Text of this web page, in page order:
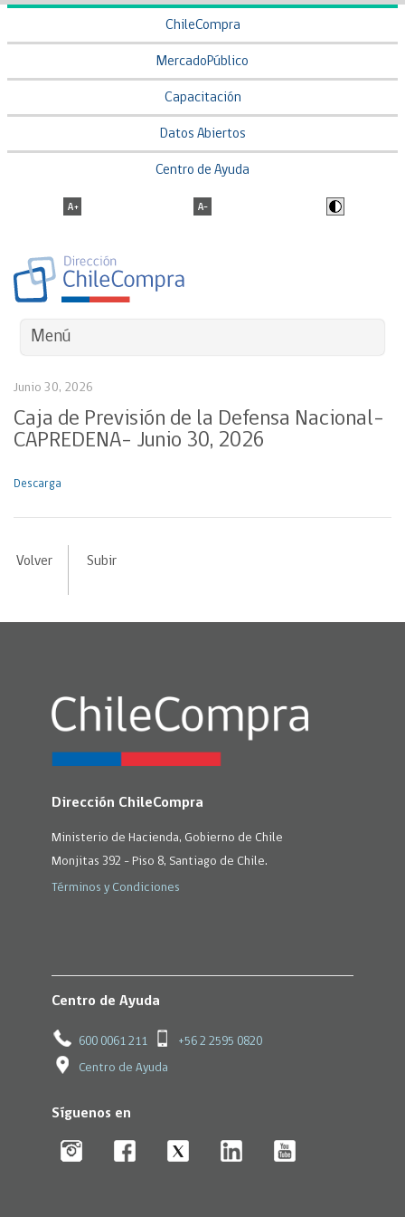
ChileCompra
MercadoPúblico
Capacitación
Datos Abiertos
Centro de Ayuda
Menú
Junio 30, 2026
Caja de Previsión de la Defensa Nacional-
CAPREDENA- Junio 30, 2026
Descarga
Volver Subir
Dirección ChileCompra
Ministerio de Hacienda, Gobierno de Chile
Monjitas 392 - Piso 8, Santiago de Chile.
Términos y Condiciones
Centro de Ayuda
600 0061 211 +56 2 2595 0820
Centro de Ayuda
Síguenos en